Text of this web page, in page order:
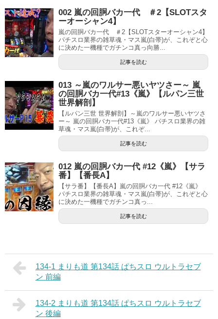
002 嵐の回胴バカ一代 ＃2【SLOTスタ
ーオーシャン4】
嵐の回胴バカ一代 ＃2【SLOTスターオーシャン4】
パチスロ業界の雑草魂・マス嵐(白帯)が、これぞと心
に決めた一機種でガチンコ真っ向勝...
記事を読む
013 ～嵐のワルサー悪いヤツさー～ 嵐
の回胴バカ一代#13《嵐》【ルパン三世
世界解剖】
【ルパン三世 世界解剖】～嵐のワルサー悪いヤツさ
ー～ 嵐の回胴バカ一代#13《嵐》 パチスロ業界の雑
草魂・マス嵐(白帯)が、これぞ...
記事を読む
012 嵐の回胴バカ一代 #12《嵐》【サラ
番】【番長A】
【サラ番】【番長A】嵐の回胴バカ一代 #12《嵐》
パチスロ業界の雑草魂・マス嵐(白帯)が、これぞと心
に決めた一機種でガチンコ真っ...
記事を読む
134-1 まりも道 第134話 ぱちスロ ウルトラセブ
ン 前編
134-2 まりも道 第134話 ぱちスロ ウルトラセブ
ン 後編